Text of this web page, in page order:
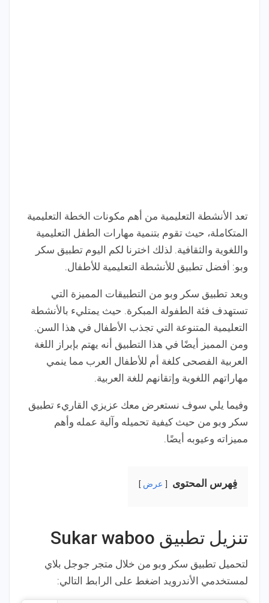
تعد الأنشطة التعليمية من أهم مكونات الخطة التعليمية
المتكاملة، حيث تقوم بتنمية مهارات الطفل التعليمية
واللغوية والثقافية. لذلك اخترنا لكم اليوم تطبيق سكر
وبو: أفضل تطبيق للأنشطة التعليمية للأطفال.
ويعد تطبيق سكر وبو من التطبيقات المميزة التي
تستهدف فئة الطفولة المبكرة. حيث يمتليء بالأنشطة
التعليمية المتنوعة التي تجذب الأطفال في هذا السن.
ومن المميز أيضًا في هذا التطبيق أنه يهتم بإبراز اللغة
العربية الفصحى كلغة أم للأطفال العرب مما ينمي
مهاراتهم اللغوية وإتقانهم للغة العربية.
وفيما يلي سوف نستعرض معك عزيزي القاريء تطبيق
سكر وبو من حيث كيفية تحميله وآلية عمله وأهم
مميزاته وعيوبه أيضًا.
فِهرس المحتوى عرض
تنزيل تطبيق Sukar waboo
لتحميل تطبيق سكر وبو من خلال متجر جوجل بلاي
لمستخدمي الأندرويد اضغط على الرابط التالي: